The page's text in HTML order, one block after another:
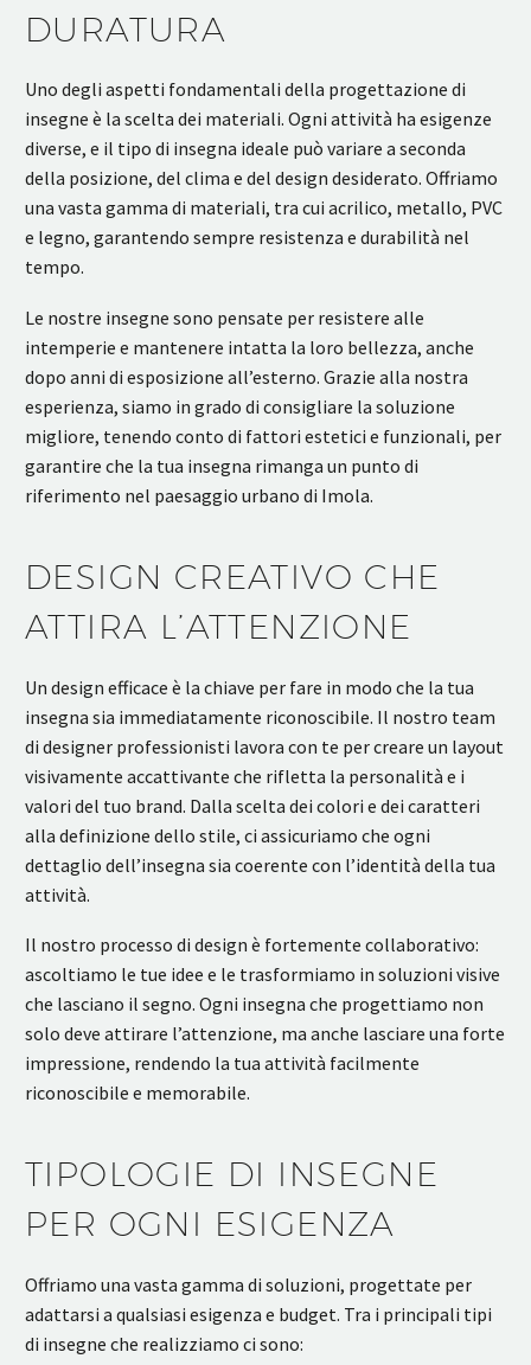
DURATURA
Uno degli aspetti fondamentali della progettazione di
insegne è la scelta dei materiali. Ogni attività ha esigenze
diverse, e il tipo di insegna ideale può variare a seconda
della posizione, del clima e del design desiderato. Offriamo
una vasta gamma di materiali, tra cui acrilico, metallo, PVC
e legno, garantendo sempre resistenza e durabilità nel
tempo.
Le nostre insegne sono pensate per resistere alle
intemperie e mantenere intatta la loro bellezza, anche
dopo anni di esposizione all’esterno. Grazie alla nostra
esperienza, siamo in grado di consigliare la soluzione
migliore, tenendo conto di fattori estetici e funzionali, per
garantire che la tua insegna rimanga un punto di
riferimento nel paesaggio urbano di Imola.
DESIGN CREATIVO CHE
ATTIRA L’ATTENZIONE
Un design efficace è la chiave per fare in modo che la tua
insegna sia immediatamente riconoscibile. Il nostro team
di designer professionisti lavora con te per creare un layout
visivamente accattivante che rifletta la personalità e i
valori del tuo brand. Dalla scelta dei colori e dei caratteri
alla definizione dello stile, ci assicuriamo che ogni
dettaglio dell’insegna sia coerente con l’identità della tua
attività.
Il nostro processo di design è fortemente collaborativo:
ascoltiamo le tue idee e le trasformiamo in soluzioni visive
che lasciano il segno. Ogni insegna che progettiamo non
solo deve attirare l’attenzione, ma anche lasciare una forte
impressione, rendendo la tua attività facilmente
riconoscibile e memorabile.
TIPOLOGIE DI INSEGNE
PER OGNI ESIGENZA
Offriamo una vasta gamma di soluzioni, progettate per
adattarsi a qualsiasi esigenza e budget. Tra i principali tipi
di insegne che realizziamo ci sono: